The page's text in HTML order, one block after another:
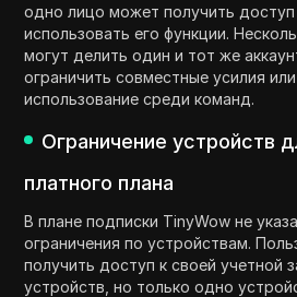
одно лицо может получить доступ
использовать его функции.
могут делить один и тот же
ограничить совместные усилия
использование среди команд.
Ограничение устройств
платного плана
В плане подписки TinyWow не
ограничения по устройствам.
получить доступ к своей учетной
устройств, но только одно